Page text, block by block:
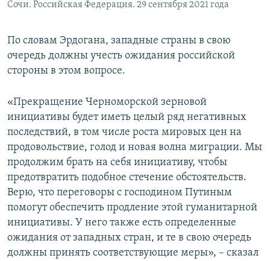
Сочи. Российская Федерация. 29 сентября 2021 года
По словам Эрдогана, западные страны в свою
очередь должны учесть ожидания российской
стороны в этом вопросе.
«Прекращение Черноморской зерновой
инициативы будет иметь целый ряд негативных
последствий, в том числе роста мировых цен на
продовольствие, голод и новая волна миграции. Мы
продолжим брать на себя инициативу, чтобы
предотвратить подобное стечение обстоятельств.
Верю, что переговоры с господином Путиным
помогут обеспечить продление этой гуманитарной
инициативы. У него также есть определенные
ожидания от западных стран, и те в свою очередь
должны принять соответствующие меры», – сказал